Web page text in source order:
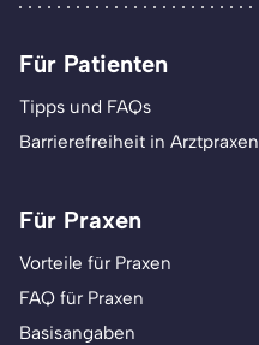
Für Patienten
Tipps und FAQs
Barrierefreiheit in Arztpraxen
Für Praxen
Vorteile für Praxen
FAQ für Praxen
Basisangaben